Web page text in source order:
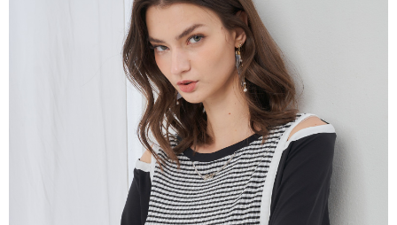
1.分期款項不併入電信帳單，「大哥付你分期」於每月結算日後寄送繳費提
2.透過簡訊連結打開帳單後，可選擇「超商條碼／台灣大直營門市／銀行轉
帳／街口支付／iPASS MONEY」等通路繳費。
1.本服務係由「台灣大哥大股份有限公司」（以下簡稱本公司）所提供，讓
用戶於交易時，得透過本服務購買商品或服務，並由商店將買賣／分期付款
買賣價金債權讓與本公司後，依約使用本公司帳單繳交帳款。
2.基於同意付款使用「大哥付你分期」之契約關係目的，商店將以您的個人
資料（包含姓名、電話或地址）提供予台灣大哥大進項蒐集、處理及利用，
由本公司與您本人進行分期帳單所需資料之確認、核對及更正。
3.完整用戶服務條款，請詳閱以下連結：https://oppay.tw/userRule
【「AFTEE先享後付」結帳流程】
１．於結帳方式選擇「AFTEE先享後付」後，將跳轉至「AFTEE先享後付」
結帳頁面，進行簡訊認證並確認金額後，即可完成結帳。
２．訂單成立數日內，您將收到繳費通知簡訊。
３．收到繳費通知簡訊後14天內，點擊此簡訊中的連結，可透過四大超商／
ATM／網路銀行／等多元方式進行付款，方視為交易完成。
※ 請注意：結帳手續完成當下不需立刻繳費，但若您需要取消訂單，請聯絡
購買商品的店家。未經商家同意取消之訂單仍視為有效，需透過AFTEE先享
※ 交易是否成功請以「AFTEE先享後付 」之結帳頁面顯示為準，若有關於
是否繳費成功／繳費後需取消欲退款等相關疑問，請聯繫「AFTEE先享後付
https://netprotections.freshdesk.com/support/home
每筆NT$120，滿NT$2,000(含以上)免運費
每筆NT$120，滿NT$2,000(含以上)免運費
每筆NT$120，滿NT$2,000(含以上)免運費